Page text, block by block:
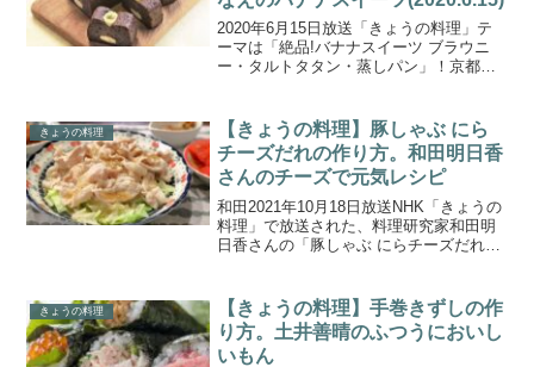
2020年6月15日放送「きょうの料理」テ
ーマは「絶品!バナナスイーツ ブラウニ
ー・タルトタタン・蒸しパン」！京都の
ツ」を伝授。チョコとバナナが相性抜群
の「ブラウニー」...
きょうの料理
【きょうの料理】豚しゃぶ にら
チーズだれの作り方。和田明日香
さんのチーズで元気レシピ
和田2021年10月18日放送NHK「きょうの
料理」で放送された、料理研究家和田明
日香さんの「豚しゃぶ にらチーズだれ」
日香さんが、カルシウムや良質なタンパ
クしつなど、...
きょうの料理
【きょうの料理】手巻きずしの作
り方。土井善晴のふつうにおいし
いもん